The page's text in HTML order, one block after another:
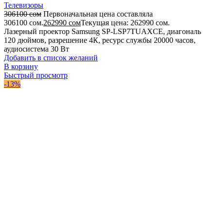
Телевизоры
306100сом Первоначальная цена составляла
306100 сом.262990 сомТекущая цена: 262990 сом.
Лазерный проектор Samsung SP-LSP7TUAXCE, диагональ
120 дюймов, разрешение 4К, ресурс службы 20000 часов,
аудиосистема 30 Вт
Добавить в список желаний
В корзину
Быстрый просмотр
-13%